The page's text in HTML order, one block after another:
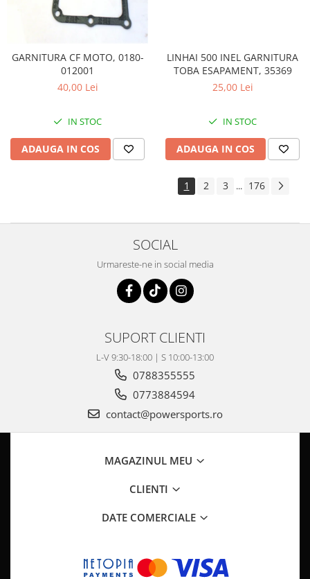
GARNITURA CF MOTO, 0180-
012001
40,00 Lei
IN STOC
ADAUGA IN COS
LINHAI 500 INEL GARNITURA
TOBA ESAPAMENT, 35369
25,00 Lei
IN STOC
ADAUGA IN COS
1 2 3 ... 176
SOCIAL
Urmareste-ne in social media
SUPORT CLIENTI
L-V 9:30-18:00 | S 10:00-13:00
0788355555
0773884594
contact@powersports.ro
MAGAZINUL MEU
CLIENTI
DATE COMERCIALE